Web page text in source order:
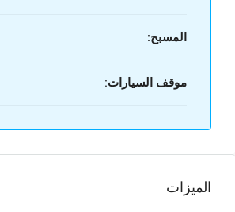
المسبح:
موقف السيارات:
الميزات